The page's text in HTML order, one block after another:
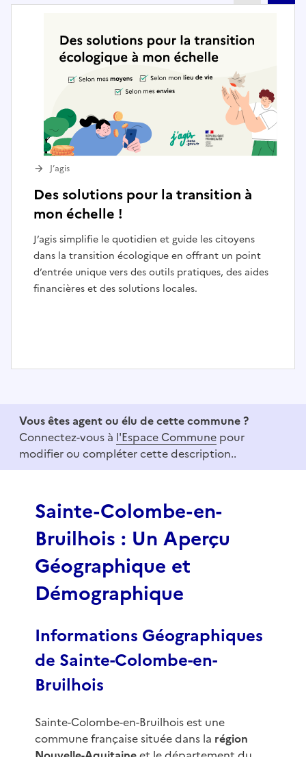
Des solutions pour la transition à
mon échelle !
J’agis simplifie le quotidien et guide les citoyens
dans la transition écologique en offrant un point
d’entrée unique vers des outils pratiques, des aides
financières et des solutions locales.
J’agis
f
Vous êtes agent ou élu de cette commune ?
Connectez-vous à l'Espace Commune pour
modifier ou compléter cette description..
Sainte-Colombe-en-
Bruilhois : Un Aperçu
Géographique et
Démographique
Informations Géographiques
de Sainte-Colombe-en-
Bruilhois
Sainte-Colombe-en-Bruilhois est une
commune française située dans la région